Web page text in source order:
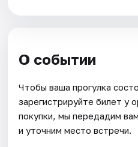
О событии
Чтобы ваша прогулка
зарегистрируйте билет у
покупки, мы передадим
и уточним место встречи.